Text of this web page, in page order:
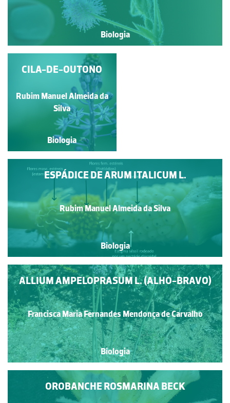
Biologia
CORIMBO DE
SAMBUCUS NIGRA L.
Rubim Manuel Almeida da
Silva
Biologia
CILA-DE-OUTONO
Rubim Manuel Almeida da
Silva
Biologia
ESPÁDICE DE ARUM ITALICUM L.
Rubim Manuel Almeida da Silva
Biologia
ALLIUM AMPELOPRASUM L. (ALHO-BRAVO)
Francisca Maria Fernandes Mendonça de Carvalho
Biologia
OROBANCHE ROSMARINA BECK